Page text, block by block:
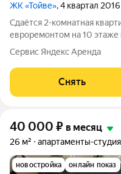
ЖК «Тойве», 4 квартал 2016
Сдаётся 2-комнатная
евроремонтом на 10 этаже
месяцев. Из техники есть: Телевизор Духовой шкаф
Стиральная машина Холодильник Посудомоечная машина Дом
- монолитный, окна выходят
Сервис Яндекс Аренда
Снять
40 000 ₽ в месяц
26 м² апартаменты-студия
новостройка онлайн показ